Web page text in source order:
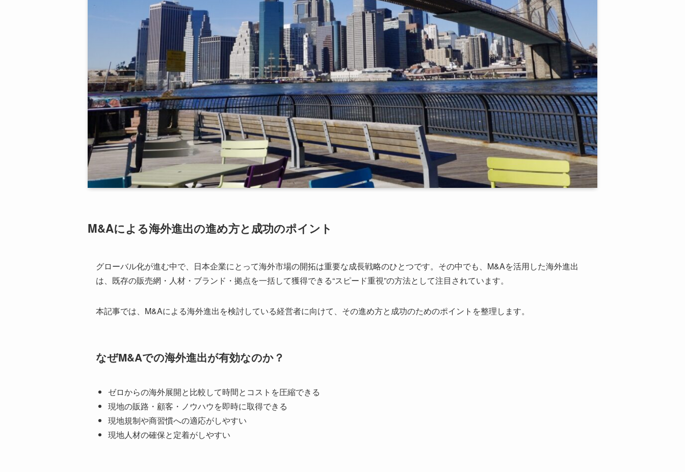
M&Aによる海外進出の進め方と成功のポイント
グローバル化が進む中で、日本企業にとって海外市場の開拓は重要な成長戦略のひとつです。その中でも、M&Aを活用した海外進出
は、既存の販売網・人材・ブランド・拠点を一括して獲得できる“スピード重視”の方法として注目されています。
本記事では、M&Aによる海外進出を検討している経営者に向けて、その進め方と成功のためのポイントを整理します。
なぜM&Aでの海外進出が有効なのか？
ゼロからの海外展開と比較して時間とコストを圧縮できる
現地の販路・顧客・ノウハウを即時に取得できる
現地規制や商習慣への適応がしやすい
現地人材の確保と定着がしやすい